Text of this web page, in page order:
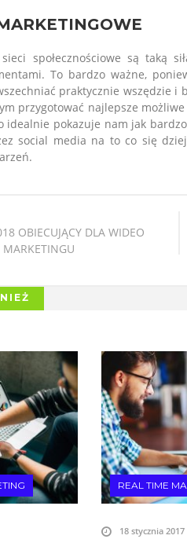
sieci społecznościowe są
To bardzo ważne,
praktycznie wszędzie i
przygotować najlepsze
idealnie pokazuje nam jak
social media na to co się
OBIECUJĄCY DLA WIDEO
MARKETINGU
REAL TIME
18 stycznia 2017